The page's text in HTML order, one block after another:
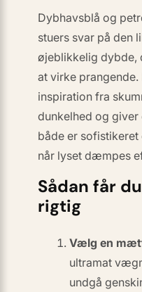
Dybhavsblå og
stuers svar på den
øjeblikkelig dybde,
at virke
inspiration fra
dunkelhed og
både er
når lyset dæmpes
Sådan får
rigtig
Vælg en
ultramat
undgå